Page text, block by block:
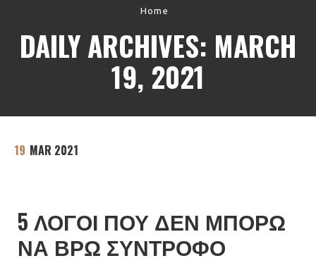
Home
DAILY ARCHIVES: MARCH
19, 2021
19 MAR 2021
5 ΛΟΓΟΙ ΠΟΥ ΔΕΝ ΜΠΟΡΩ
ΝΑ ΒΡΩ ΣΥΝΤΡΟΦΟ